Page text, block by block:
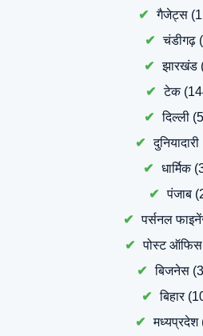
गैजेट्स
चंडीगढ़
झारखंड
टेक
दिल्ली
दुनियादारी
धार्मिक
पंजाब
पर्सनल
पोस्ट ऑफिस
बिजनेस
बिहार
मध्यप्रदेश